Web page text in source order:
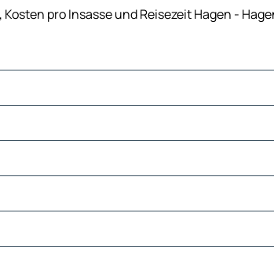
pro Insasse und Reisezeit Hagen -